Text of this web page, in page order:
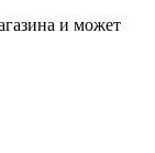
и может